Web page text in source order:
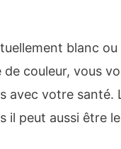
blanc
couleur, vous
avec votre santé.
il peut aussi être